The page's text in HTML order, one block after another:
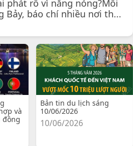
phát rồ vì nắng nóng?Mỗi
Bảy, báo chí nhiều nơi th...
và
đồng
Bản tin du lịch sáng
10/06/2026
10/06/2026